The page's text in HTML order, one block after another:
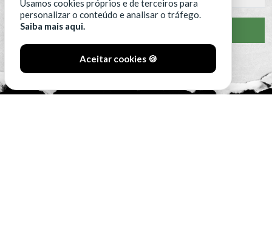
VER CLASSIFICAÇÃO COMPLETA
Usamos cookies próprios e de terceiros para
personalizar o conteúdo e analisar o tráfego.
Saiba mais aqui.
Aceitar cookies 🍪